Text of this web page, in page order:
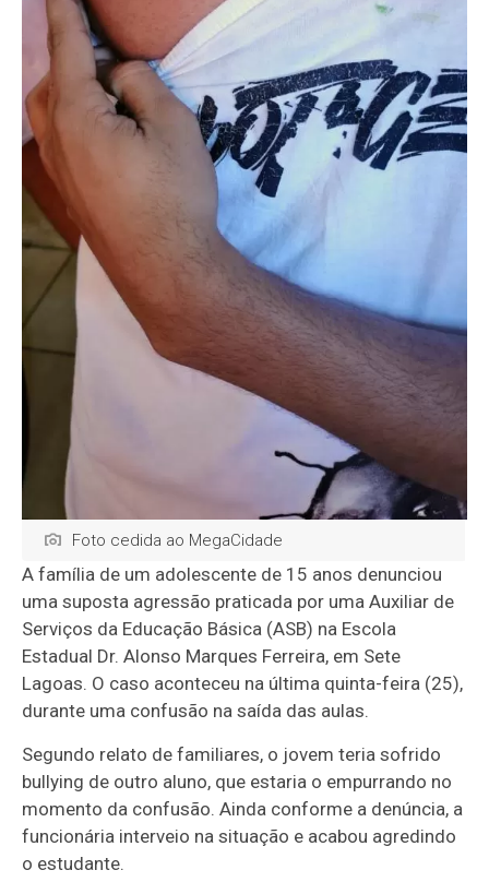
Foto cedida ao MegaCidade
A família de um adolescente de 15 anos denunciou
uma suposta agressão praticada por uma Auxiliar de
Serviços da Educação Básica (ASB) na Escola
Estadual Dr. Alonso Marques Ferreira, em Sete
Lagoas. O caso aconteceu na última quinta-feira (25),
durante uma confusão na saída das aulas.
Segundo relato de familiares, o jovem teria sofrido
bullying de outro aluno, que estaria o empurrando no
momento da confusão. Ainda conforme a denúncia, a
funcionária interveio na situação e acabou agredindo
o estudante.